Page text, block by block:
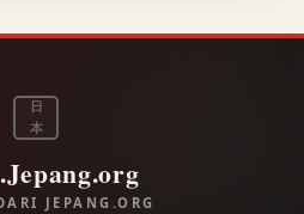
日
本
JEPANG.ORG